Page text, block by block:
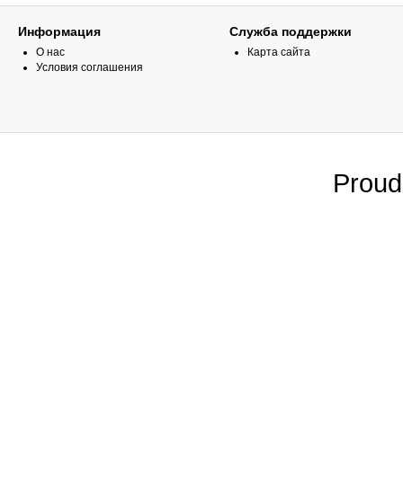
Информация
О нас
Условия соглашения
Служба поддержки
Карта сайта